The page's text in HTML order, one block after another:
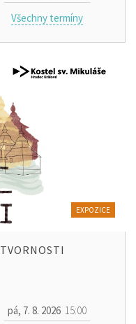
Všechny termíny
EXPOZICE
pá, 7. 8. 2026 15:00